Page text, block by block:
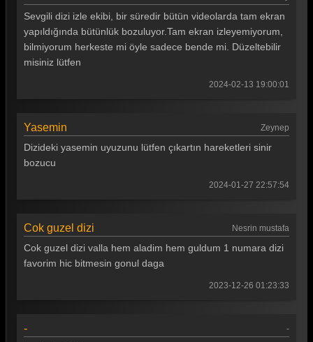
Gönül Dağı 130. Bölüm
Gönül Dağı 129. Bölüm
Gönül Dağı 128. Bölüm
Gönül Dağı 125. Bölüm
Gönül Dağı 124. Bölüm
Gönül Dağı 121. Bölüm
Gönül Dağı 120. Bölüm
Sevgili dizi izle ekibi, bir süredir bütün videolarda tam ekran
yapıldığında bütünlük bozuluyor.Tam ekran izleyemiyorum,
bilmiyorum herkeste mi öyle sadece bende mi. Düzeltebilir
misiniz lütfen
2024-02-13 19:00:01
Yasemin Zeynep
Dizideki yasemin uyuzunu lütfen çıkartın hareketleri sinir
bozucu
2024-01-27 22:57:54
Cok guzel dizi Nesrin mustafa
Cok guzel dizi valla hem aladim hem guldum 1 numara dizi
favorim hic bitmesin gonul daga
2023-12-26 01:23:33
- -